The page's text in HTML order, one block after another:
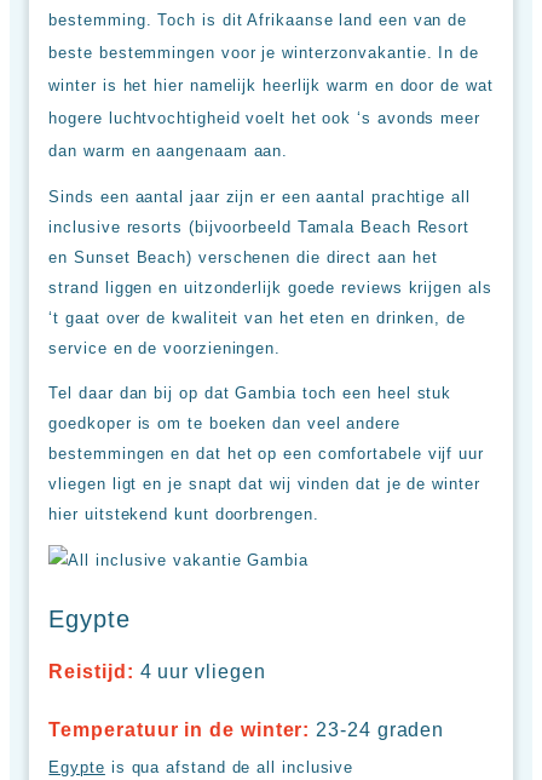
bestemming. Toch is dit Afrikaanse land een van de
beste bestemmingen voor je winterzonvakantie. In de
winter is het hier namelijk heerlijk warm en door de wat
hogere luchtvochtigheid voelt het ook ‘s avonds meer
dan warm en aangenaam aan.
Sinds een aantal jaar zijn er een aantal prachtige all
inclusive resorts (bijvoorbeeld Tamala Beach Resort
en Sunset Beach) verschenen die direct aan het
strand liggen en uitzonderlijk goede reviews krijgen als
‘t gaat over de kwaliteit van het eten en drinken, de
service en de voorzieningen.
Tel daar dan bij op dat Gambia toch een heel stuk
goedkoper is om te boeken dan veel andere
bestemmingen en dat het op een comfortabele vijf uur
vliegen ligt en je snapt dat wij vinden dat je de winter
hier uitstekend kunt doorbrengen.
Egypte
Reistijd: 4 uur vliegen
Temperatuur in de winter: 23-24 graden
Egypte is qua afstand de all inclusive